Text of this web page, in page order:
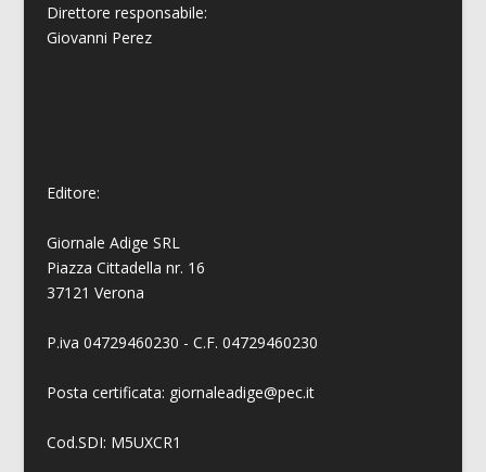
Direttore responsabile:
Giovanni Perez
Editore:
Giornale Adige SRL
Piazza Cittadella nr. 16
37121 Verona
P.iva 04729460230 - C.F. 04729460230
Posta certificata: giornaleadige@pec.it
Cod.SDI: M5UXCR1